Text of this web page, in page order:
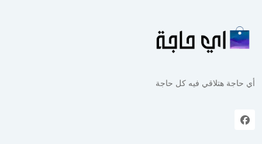
أي حاجة هتلاقي فيه كل حاجة